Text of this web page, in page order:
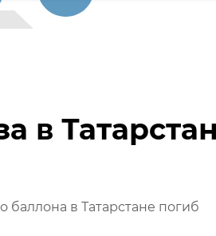
в
баллона в Татарстане погиб